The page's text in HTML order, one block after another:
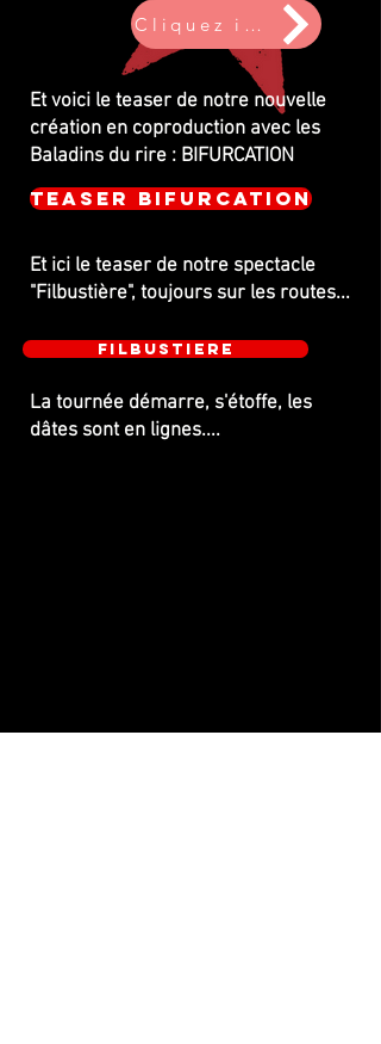
Et voici le teaser de notre nouvelle
création en coproduction avec les
Baladins du rire : BIFURCATION
Et ici le teaser de notre spectacle
"Filbustière", toujours sur les routes...
La tournée démarre, s'étoffe, les
dâtes sont en lignes....
Teaser Bifurcation
Filbustiere
Cliquez ici